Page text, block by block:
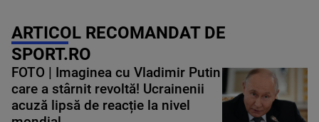
ARTICOL RECOMANDAT DE
SPORT.RO
FOTO | Imaginea cu Vladimir Putin
care a stârnit revoltă! Ucrainenii
acuză lipsă de reacție la nivel